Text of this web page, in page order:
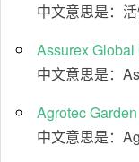
中文意思是：
Assurex Global
中文意思是：
Agrotec
中文意思是：